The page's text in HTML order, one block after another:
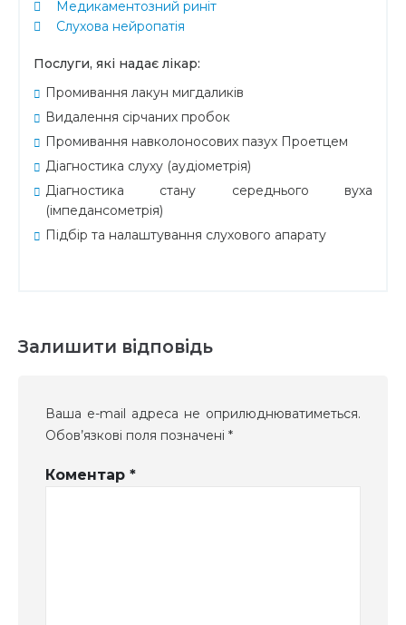
Медикаментозний риніт
Слухова нейропатія
Послуги, які надає лікар:
Промивання лакун мигдаликів
Видалення сірчаних пробок
Промивання навколоносових пазух Проетцем
Діагностика слуху (аудіометрія)
Діагностика стану середнього вуха
(імпедансометрія)
Підбір та налаштування слухового апарату
Залишити відповідь
Ваша e-mail адреса не оприлюднюватиметься.
Обов’язкові поля позначені *
Коментар *